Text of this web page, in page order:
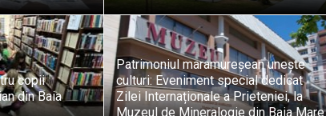
copii
din Baia
Patrimoniul maramureșean unește
culturi: Eveniment special dedicat
Zilei Internaționale a Prieteniei, la
Muzeul de Mineralogie din Baia Mare